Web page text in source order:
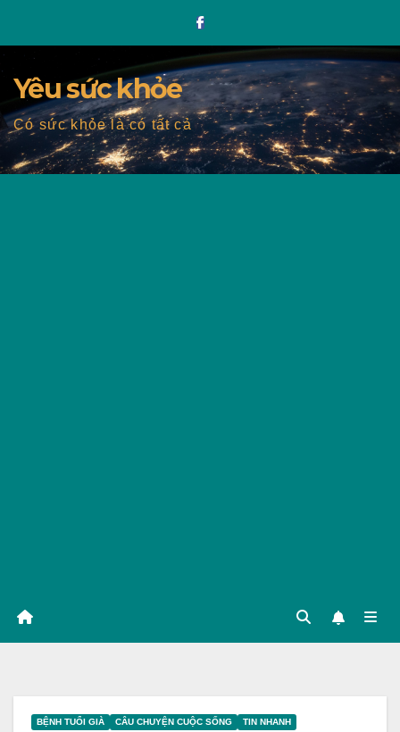
Yêu sức khỏe
Có sức khỏe là có tất cả
BỆNH TUỔI GIÀ CÂU CHUYỆN CUỘC SỐNG TIN NHANH